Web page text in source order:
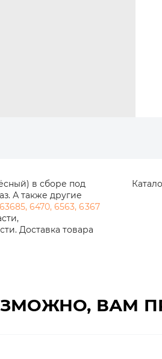
в сборе под
А также другие
6470, 6563, 6367
Доставка товара
ВАМ